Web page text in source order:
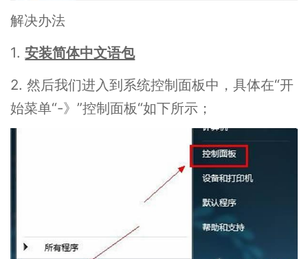
解决办法
1.安装简体中文语包
2. 然后我们进入到系统控制面板中，具体在“开
始菜单“-》”控制面板“如下所示；